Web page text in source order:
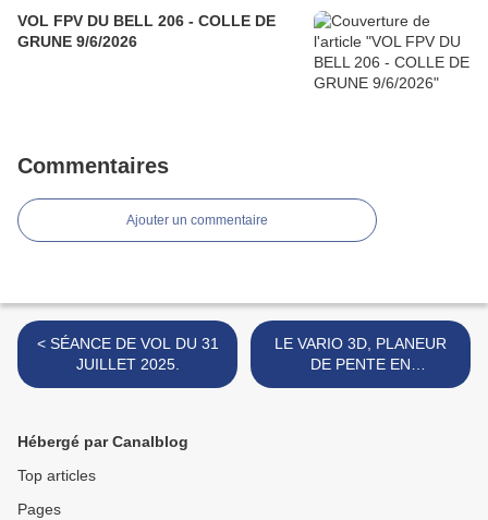
VOL FPV DU BELL 206 - COLLE DE
GRUNE 9/6/2026
Commentaires
Ajouter un commentaire
< SÉANCE DE VOL DU 31
JUILLET 2025.
LE VARIO 3D, PLANEUR
DE PENTE EN
IMPRESSION 3D >
Hébergé par Canalblog
Top articles
Pages